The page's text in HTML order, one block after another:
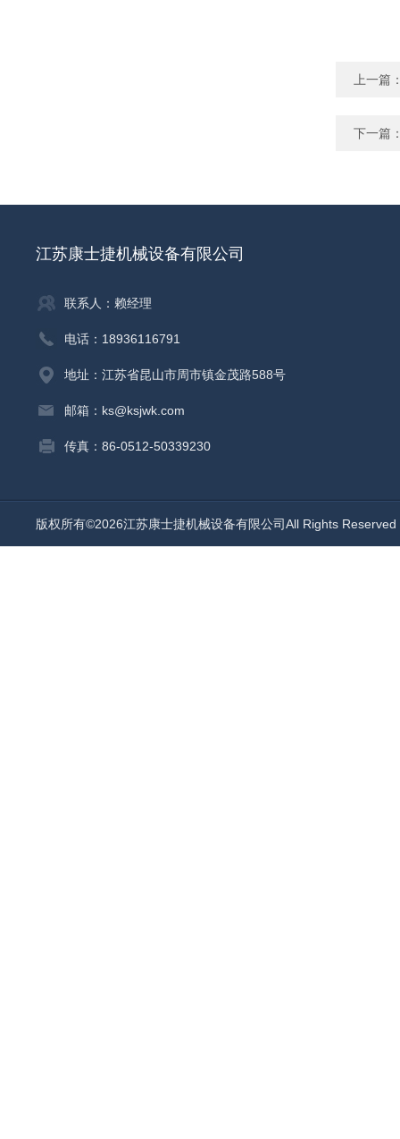
上一篇
下一篇
江苏康士捷机械设备有限公司
联系人：赖经理
电话：18936116791
地址：江苏省昆山市周市镇金茂路588号
邮箱：ks@ksjwk.com
传真：86-0512-50339230
版权所有©2026江苏康士捷机械设备有限公司All Rights